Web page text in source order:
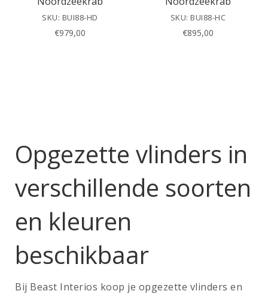
SKU: BUI88-HD
€979,00
SKU: BUI88-HC
€895,00
Opgezette vlinders in
verschillende soorten
en kleuren
beschikbaar
Bij Beast Interios koop je opgezette vlinders en